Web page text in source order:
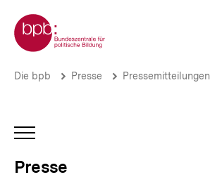
zum
Seiteninhalt
springen
Zur Startseite der bpb
Einsatz
im
Fußball
Presse
Brotkrümelnavigation
Pfadnavigation
Die bpb Presse Pressemitteilungen
INHALTSNAVIGATION
Presse